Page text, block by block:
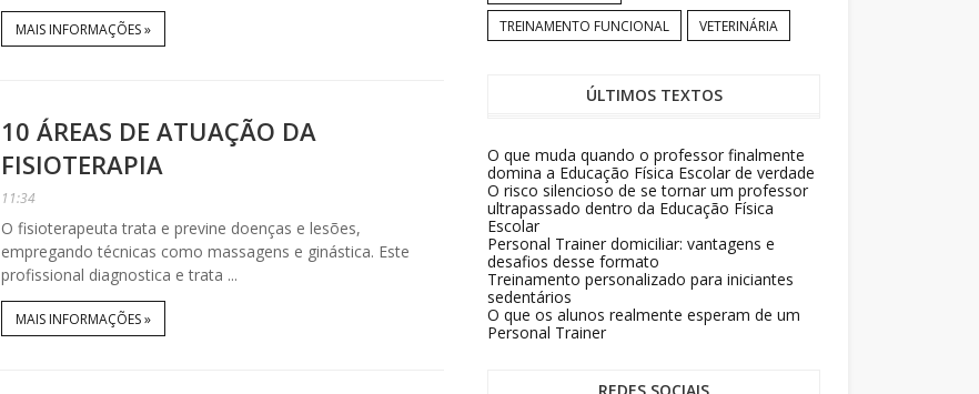
MAIS INFORMAÇÕES »
10 ÁREAS DE ATUAÇÃO DA
FISIOTERAPIA
11:34
O fisioterapeuta trata e previne doenças e lesões,
empregando técnicas como massagens e ginástica. Este
profissional diagnostica e trata ...
MAIS INFORMAÇÕES »
TREINAMENTO FUNCIONAL
VETERINÁRIA
ÚLTIMOS TEXTOS
O que muda quando o professor finalmente
domina a Educação Física Escolar de verdade
O risco silencioso de se tornar um professor
ultrapassado dentro da Educação Física
Escolar
Personal Trainer domiciliar: vantagens e
desafios desse formato
Treinamento personalizado para iniciantes
sedentários
O que os alunos realmente esperam de um
Personal Trainer